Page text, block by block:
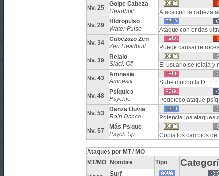
Nv. 25
Golpe Cabeza
Headbutt
Ataca con la cabeza
Nv. 29
Hidropulso
Water Pulse
Ataque con ondas
Nv. 34
Cabezazo Zen
Zen Headbutt
Puede causar
Nv. 39
Relajo
Slack Off
El usuario se relaja y
Nv. 43
Amnesia
Amnesia
Sube mucho la DEF.
Nv. 48
Psíquico
Psychic
Poderoso ataque
Nv. 53
Danza Lluvia
Rain Dance
Potencia los ataques
Nv. 57
Más Psique
Psych Up
Copia los cambios
Ataques por MT / MO
MT/MO
Nombre Tipo
Surf